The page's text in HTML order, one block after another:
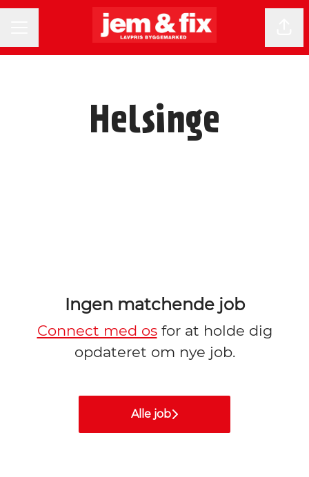
Helsinge
Ingen matchende job
Connect med osfor at holde dig
opdateret om nye job.
Alle job